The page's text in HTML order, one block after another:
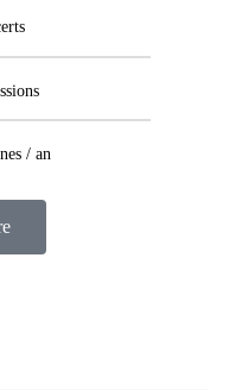
/ an